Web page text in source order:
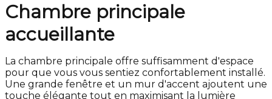
Chambre principale
accueillante
La chambre principale offre suffisamment d'espace
pour que vous vous sentiez confortablement installé.
Une grande fenêtre et un mur d'accent ajoutent une
touche élégante tout en maximisant la lumière